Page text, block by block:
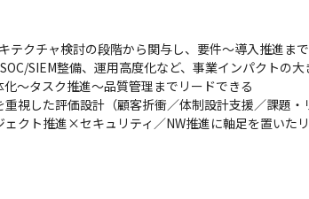
テクチャ検討の段階から関与し、要件〜導入推進ま
SIEM整備、運用高度化など、事業インパクトの
〜タスク推進〜品質管理までリードできる
視した評価設計（顧客折衝／体制設計支援／課題・
ェクト推進×セキュリティ／NW推進に軸足を置いた